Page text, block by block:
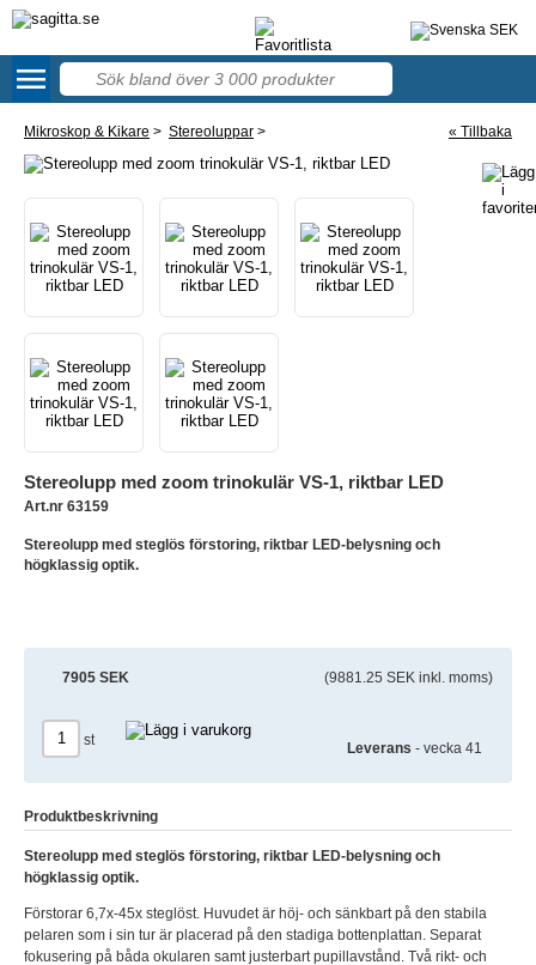
57
menu
Mikroskop & Kikare > Stereoluppar > « Tillbaka
Stereolupp med zoom trinokulär VS-1, riktbar LED
Art.nr 63159
Stereolupp med steglös förstoring, riktbar LED-belysning och
högklassig optik.
7905 SEK (9881.25 SEK inkl. moms)
st
Leverans - vecka 41
Produktbeskrivning
Stereolupp med steglös förstoring, riktbar LED-belysning och
högklassig optik.
Förstorar 6,7x-45x steglöst. Huvudet är höj- och sänkbart på den stabila
pelaren som i sin tur är placerad på den stadiga bottenplattan. Separat
fokusering på båda okularen samt justerbart pupillavstånd. Två rikt- och